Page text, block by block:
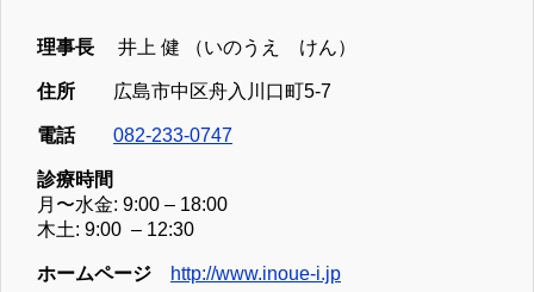
理事長 井上 健 （いのうえ けん）
住所 広島市中区舟入川口町5-7
電話 082-233-0747
診療時間
月〜水金: 9:00 – 18:00
木土: 9:00 – 12:30
ホームページ http://www.inoue-i.jp